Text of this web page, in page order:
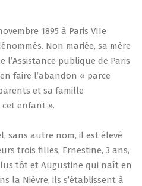
1895 à Paris VIIe
Non mariée, sa mère
l’Assistance publique de Paris
faire l’abandon « parce
et sa famille
enfant ».
sans autre nom, il est élevé
trois filles, Ernestine, 3 ans,
tôt et Augustine qui naît en
la Nièvre, ils s’établissent à